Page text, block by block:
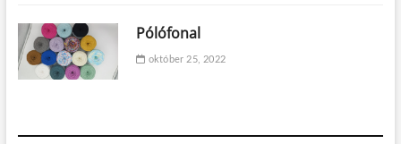
Pólófonal
október 25, 2022